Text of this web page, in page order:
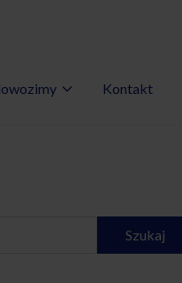
diet
Kontakt
Szukaj